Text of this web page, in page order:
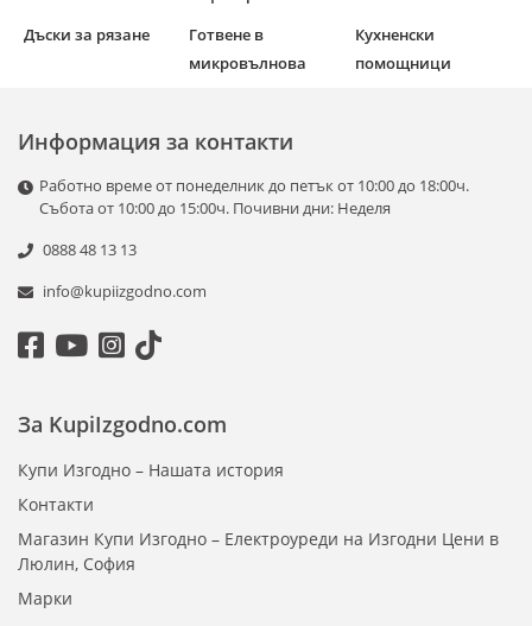
Дъски за рязане
Готвене в
микровълнова
Кухненски
помощници
Информация за контакти
Работно време от понеделник до петък от 10:00 до 18:00ч.
Събота от 10:00 до 15:00ч. Почивни дни: Неделя
0888 48 13 13
info@kupiizgodno.com
За KupiIzgodno.com
Купи Изгодно – Нашата история
Контакти
Магазин Купи Изгодно – Електроуреди на Изгодни Цени в
Люлин, София
Марки